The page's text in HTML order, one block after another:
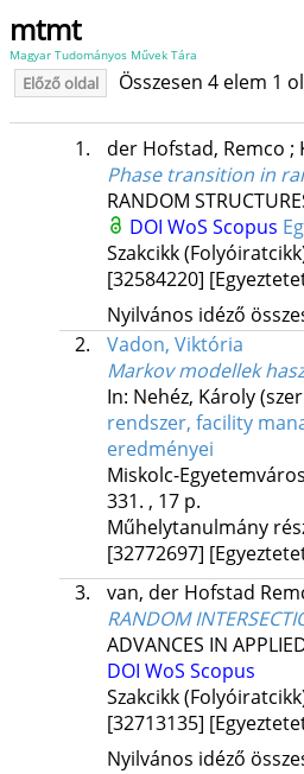
mtmt
Magyar Tudományos Művek Tára
Előző oldal Összesen 4 elem 1
1. der Hofstad, Remco ;
Phase transition in
RANDOM
DOI WoS Scopus
Szakcikk
[32584220]
Nyilvános idéző
2.
Vadon, Viktória
Markov modellek
In: Nehéz, Károly
rendszer, facility
eredményei
Miskolc-
331. , 17 p.
Műhelytanulmány
[32772697]
3.
van, der Hofstad
RANDOM
ADVANCES IN
DOI WoS Scopus
Szakcikk
[32713135]
Nyilvános idéző